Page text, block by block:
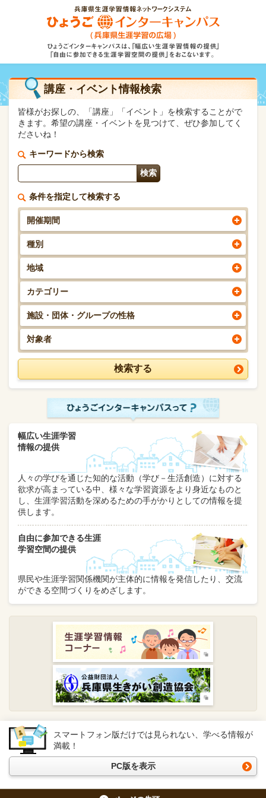
講座・イベント情報検索
皆様がお探しの、「講座」「イベント」を検索することがで
きます。希望の講座・イベントを見つけて、ぜひ参加してく
ださいね！
キーワードから検索
条件を指定して検索する
開催期間
種別
地域
カテゴリー
施設・団体・グループの性格
対象者
幅広い生涯学習
情報の提供
人々の学びを通じた知的な活動（学び－生活創造）に対する
欲求が高まっている中、様々な学習資源をより身近なものと
し、生涯学習活動を深めるための手がかりとしての情報を提
供します。
自由に参加できる生涯
学習空間の提供
県民や生涯学習関係機関が主体的に情報を発信したり、交流
ができる空間づくりをめざします。
スマートフォン版だけでは見られない、学べる情報が
満載！
PC版を表示